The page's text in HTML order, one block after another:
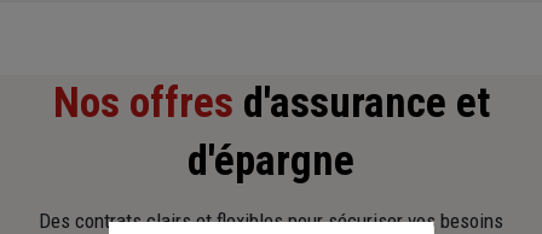
Nos offres d'assurance et
d'épargne
Des contrats clairs et flexibles pour sécuriser vos besoins